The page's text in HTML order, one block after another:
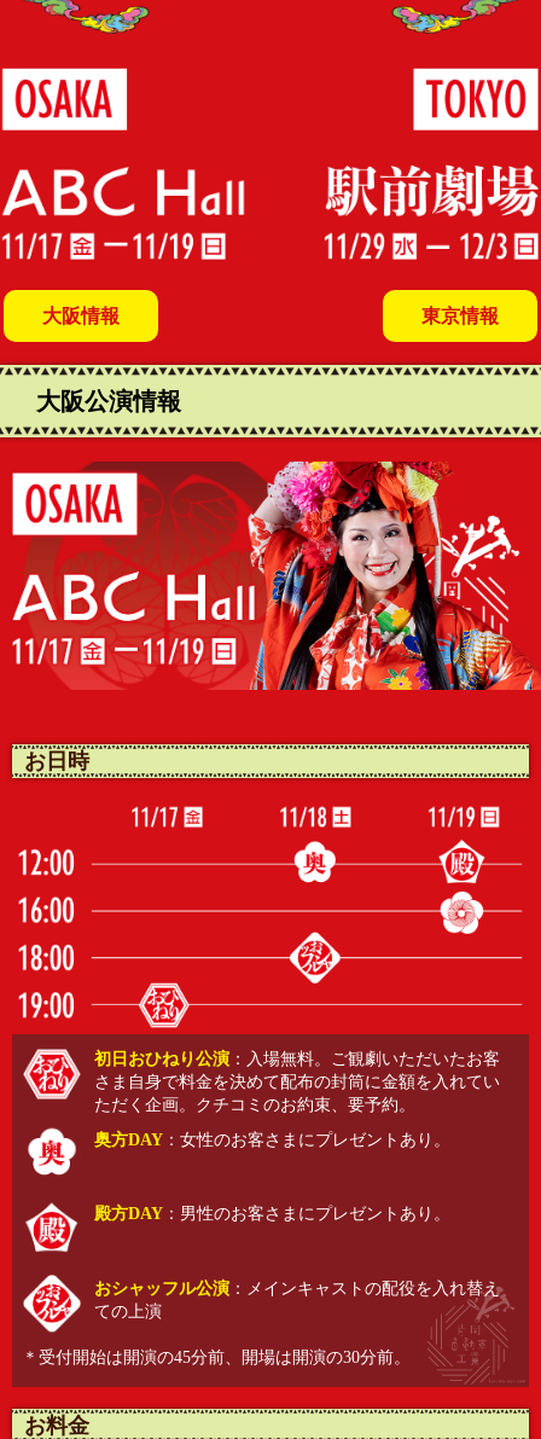
大阪情報 東京情報
大阪公演情報
お日時
初日おひねり公演：入場無料。ご観劇いただいたお客
さま自身で料金を決めて配布の封筒に金額を入れてい
ただく企画。クチコミのお約束、要予約。
奥方DAY：女性のお客さまにプレゼントあり。
殿方DAY：男性のお客さまにプレゼントあり。
おシャッフル公演：メインキャストの配役を入れ替え
ての上演
＊受付開始は開演の45分前、開場は開演の30分前。
お料金